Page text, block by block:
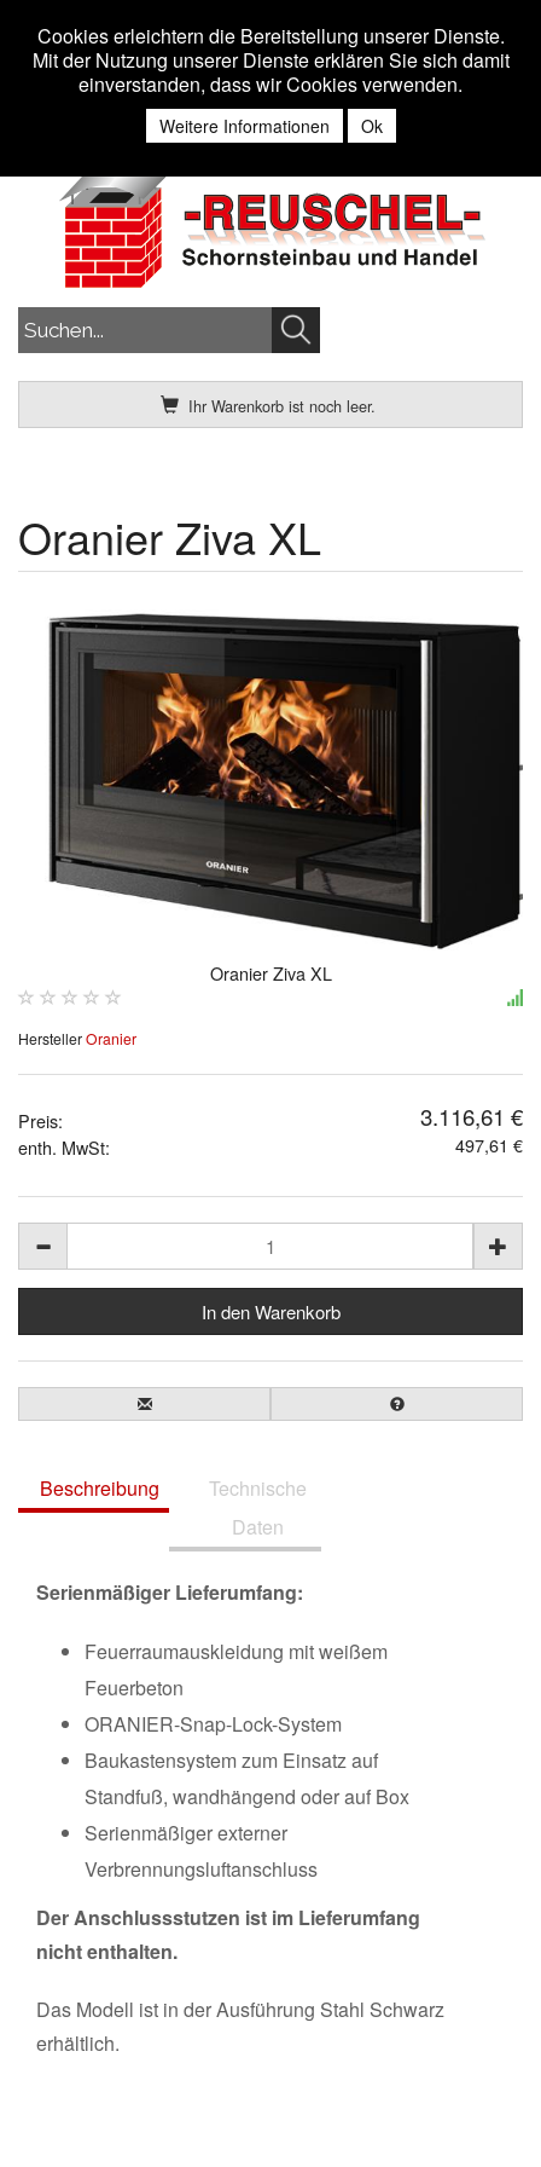
Anmelden
Ihr Warenkorb ist noch leer.
MENU Toggle
Oranier Ziva XL
Oranier Ziva XL
HerstellerOranier
Preis: 3.116,61 €
enth. MwSt: 497,61 €
Beschreibung
Technische
Daten
Serienmäßiger Lieferumfang:
Feuerraumauskleidung mit weißem
Feuerbeton
ORANIER-Snap-Lock-System
Baukastensystem zum Einsatz auf
Standfuß, wandhängend oder auf Box
Serienmäßiger externer
Verbrennungsluftanschluss
Der Anschlussstutzen ist im Lieferumfang
nicht enthalten.
Das Modell ist in der Ausführung Stahl Schwarz
erhältlich.
Cookies erleichtern die Bereitstellung unserer Dienste.
Mit der Nutzung unserer Dienste erklären Sie sich damit
einverstanden, dass wir Cookies verwenden.
Weitere Informationen Ok